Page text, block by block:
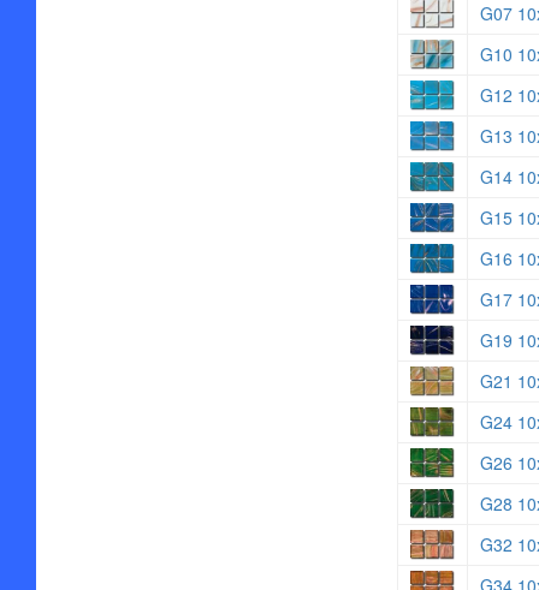
G07
G10
G12
G13
G14
G15
G16
G17
G19
G21
G24
G26
G28
G32
G34